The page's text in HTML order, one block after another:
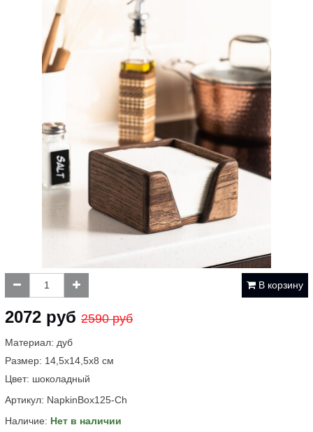
В корзину
2072 руб 2590 руб
Материал: дуб
Размер: 14,5x14,5x8 см
Цвет: шоколадный
Артикул: NapkinBox125-Ch
Наличие: Нет в наличии